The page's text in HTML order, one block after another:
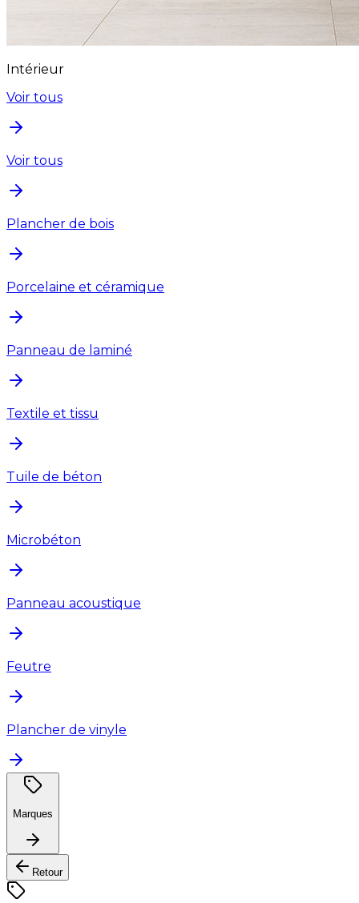
Intérieur
Voir tous
Voir tous
Plancher de bois
Porcelaine et céramique
Panneau de laminé
Textile et tissu
Tuile de béton
Microbéton
Panneau acoustique
Feutre
Plancher de vinyle
Marques
Retour